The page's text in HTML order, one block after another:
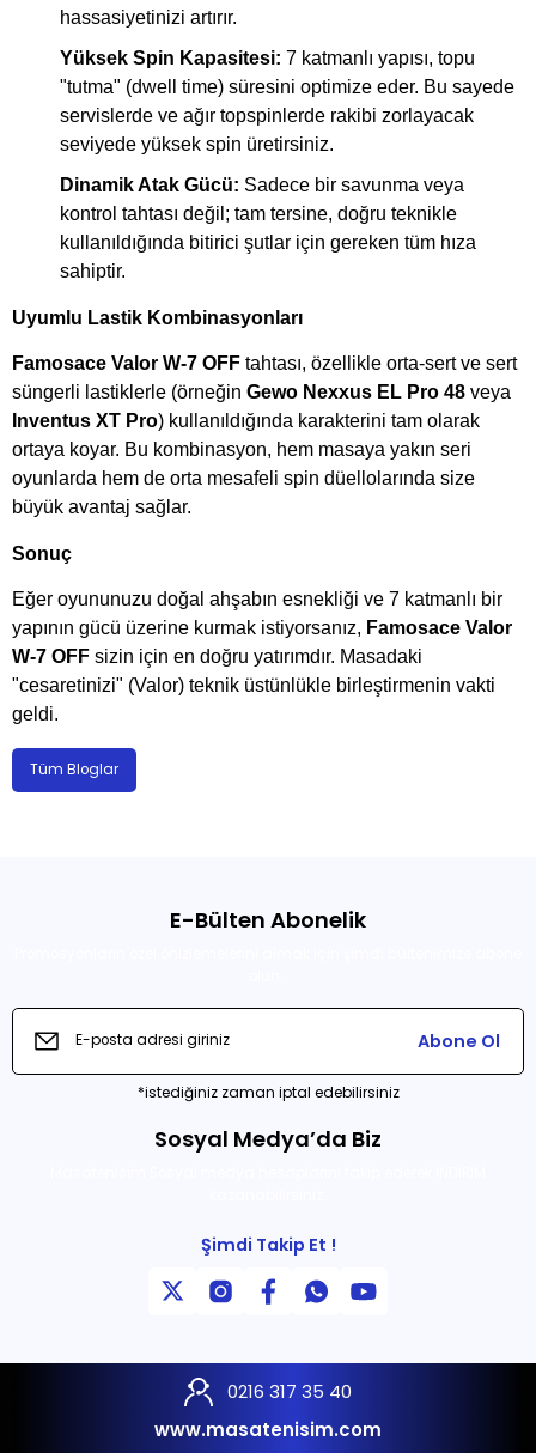
hassasiyetinizi artırır.
Yüksek Spin Kapasitesi: 7 katmanlı yapısı, topu
"tutma" (dwell time) süresini optimize eder. Bu sayede
servislerde ve ağır topspinlerde rakibi zorlayacak
seviyede yüksek spin üretirsiniz.
Dinamik Atak Gücü: Sadece bir savunma veya
kontrol tahtası değil; tam tersine, doğru teknikle
kullanıldığında bitirici şutlar için gereken tüm hıza
sahiptir.
Uyumlu Lastik Kombinasyonları
Famosace Valor W-7 OFF tahtası, özellikle orta-sert ve sert
süngerli lastiklerle (örneğin Gewo Nexxus EL Pro 48 veya
Inventus XT Pro) kullanıldığında karakterini tam olarak
ortaya koyar. Bu kombinasyon, hem masaya yakın seri
oyunlarda hem de orta mesafeli spin düellolarında size
büyük avantaj sağlar.
Sonuç
Eğer oyununuzu doğal ahşabın esnekliği ve 7 katmanlı bir
yapının gücü üzerine kurmak istiyorsanız, Famosace Valor
W-7 OFF sizin için en doğru yatırımdır. Masadaki
"cesaretinizi" (Valor) teknik üstünlükle birleştirmenin vakti
geldi.
Tüm Bloglar
E-Bülten Abonelik
Abone Ol
*istediğiniz zaman iptal edebilirsiniz
Sosyal Medya’da Biz
Şimdi Takip Et !
0216 317 35 40
www.masatenisim.com